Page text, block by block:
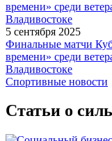
5 сентября 2025
Финальные матчи
времени» среди
Владивостоке
Спортивные новости
Статьи о